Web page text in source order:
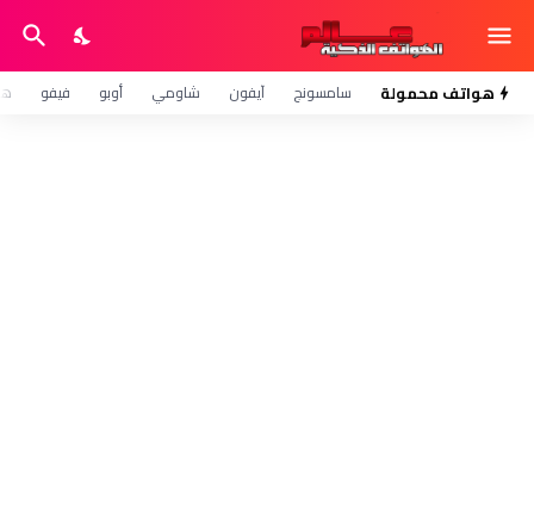
هواتف محمولة سامسونج آيفون شاومي أوبو فيفو